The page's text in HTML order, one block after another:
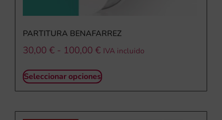
PARTITURA BENAFARREZ
30,00 € - 100,00 € IVA incluido
Seleccionar opciones